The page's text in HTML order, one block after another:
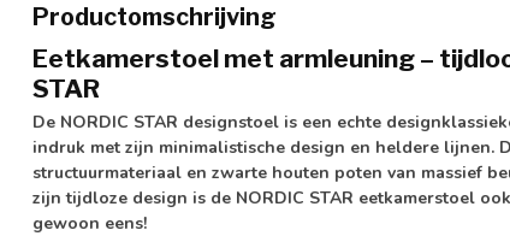
Productomschrijving
Eetkamerstoel met armleuning –
STAR
De NORDIC STAR designstoel is een echte
indruk met zijn minimalistische design en heldere lijnen.
structuurmateriaal en zwarte houten poten van massief
zijn tijdloze design is de NORDIC STAR eetkamerstoel
gewoon eens!